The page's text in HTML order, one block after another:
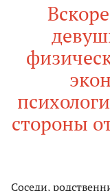
стороны
Соседи,